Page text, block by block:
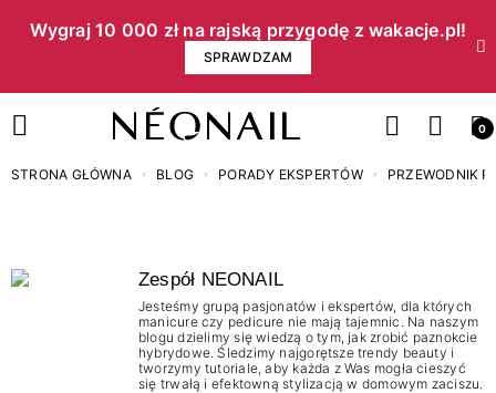
Wygraj 10 000 zł na rajską przygodę z wakacje.pl!​
SPRAWDZAM
0
STRONA GŁÓWNA BLOG PORADY EKSPERTÓW PRZEWODNIK
Zespół NEONAIL
Jesteśmy grupą pasjonatów i ekspertów, dla których
manicure czy pedicure nie mają tajemnic. Na naszym
blogu dzielimy się wiedzą o tym, jak zrobić paznokcie
hybrydowe. Śledzimy najgorętsze trendy beauty i
tworzymy tutoriale, aby każda z Was mogła cieszyć
się trwałą i efektowną stylizacją w domowym zaciszu.